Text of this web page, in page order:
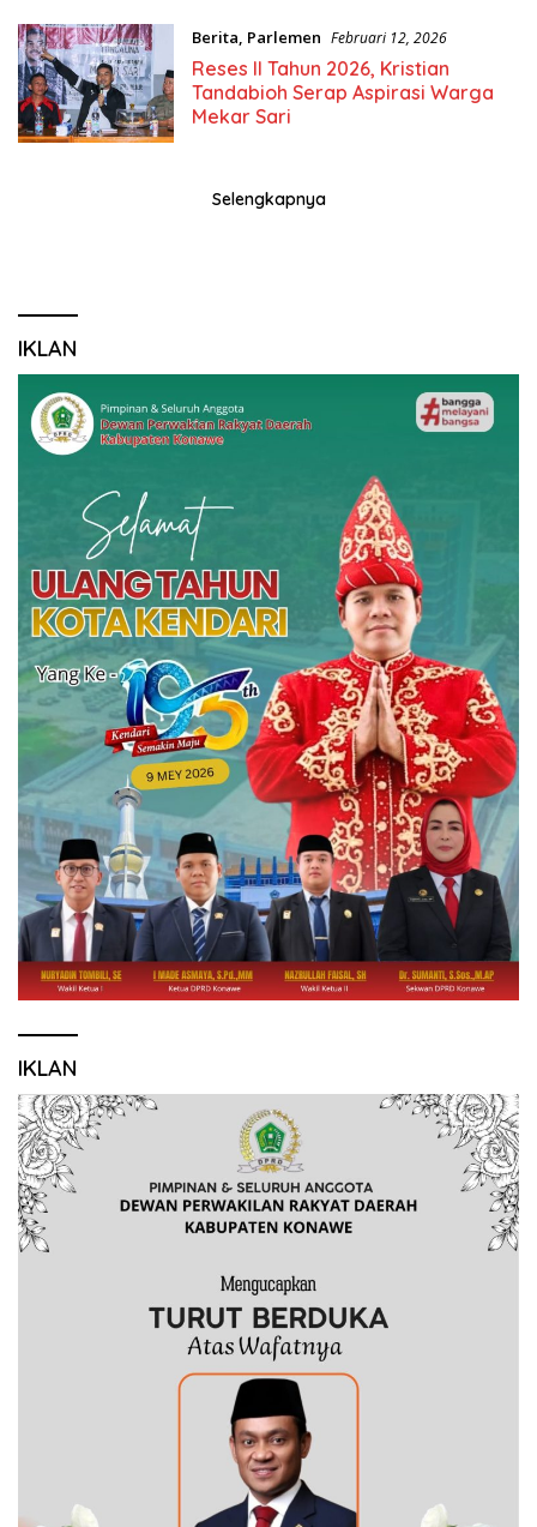
Berita, Parlemen Februari 12, 2026
Reses II Tahun 2026, Kristian
Tandabioh Serap Aspirasi Warga
Mekar Sari
Selengkapnya
IKLAN
IKLAN